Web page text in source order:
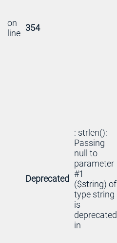
on
line 354
Deprecated
: strlen():
Passing
null to
parameter
#1
($string) of
type string
is
deprecated
in